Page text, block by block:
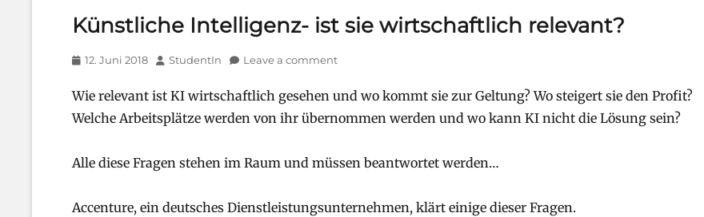
Künstliche Intelligenz- ist sie wirtschaftlich relevant?
Posted
12. Juni 2018 Author
StudentIn Leave a comment
Wie relevant ist KI wirtschaftlich gesehen und wo kommt sie zur Geltung? Wo steigert sie den Profit?
Welche Arbeitsplätze werden von ihr übernommen werden und wo kann KI nicht die Lösung sein?
Alle diese Fragen stehen im Raum und müssen beantwortet werden…
Accenture, ein deutsches Dienstleistungsunternehmen, klärt einige dieser Fragen.